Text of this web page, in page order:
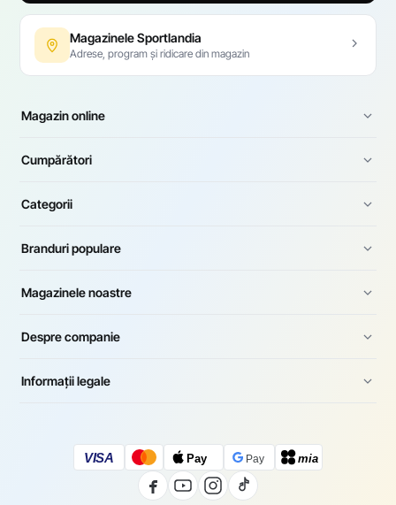
Magazinele Sportlandia
Adrese, program și ridicare din magazin
Magazin online
Cumpărători
Categorii
Branduri populare
Magazinele noastre
Despre companie
Informații legale
VISA Pay Pay mia